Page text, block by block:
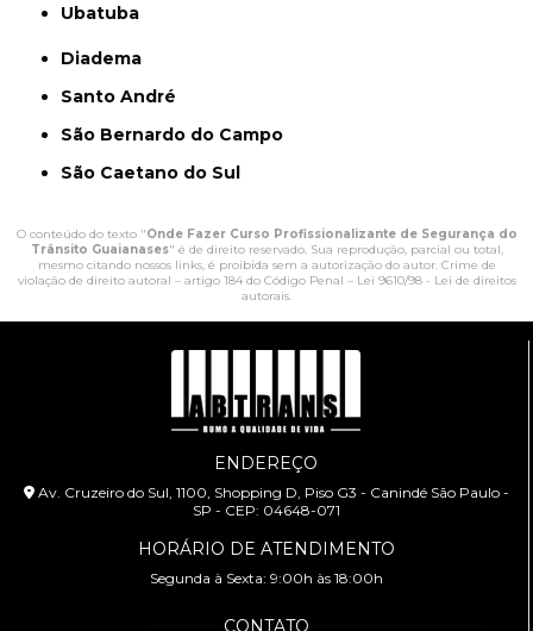
Ubatuba
Diadema
Santo André
São Bernardo do Campo
São Caetano do Sul
O conteúdo do texto "Onde Fazer Curso Profissionalizante de Segurança do
Trânsito Guaianases" é de direito reservado. Sua reprodução, parcial ou total,
mesmo citando nossos links, é proibida sem a autorização do autor. Crime de
violação de direito autoral – artigo 184 do Código Penal – Lei 9610/98 - Lei de direitos
autorais.
ENDEREÇO
Av. Cruzeiro do Sul, 1100, Shopping D, Piso G3 - Canindé São Paulo -
SP - CEP: 04648-071
HORÁRIO DE ATENDIMENTO
Segunda à Sexta: 9:00h às 18:00h
CONTATO